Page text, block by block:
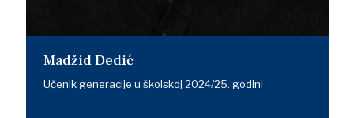
Madžid Dedić
Učenik generacije u školskoj 2024/25. godini